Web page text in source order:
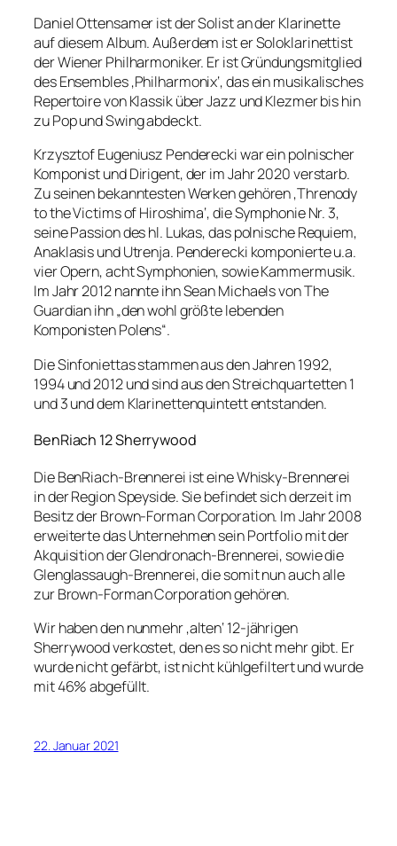
Daniel Ottensamer ist der Solist an der Klarinette
auf diesem Album. Außerdem ist er Soloklarinettist
der Wiener Philharmoniker. Er ist Gründungsmitglied
des Ensembles ‚Philharmonix‘, das ein musikalisches
Repertoire von Klassik über Jazz und Klezmer bis hin
zu Pop und Swing abdeckt.
Krzysztof Eugeniusz Penderecki war ein polnischer
Komponist und Dirigent, der im Jahr 2020 verstarb.
Zu seinen bekanntesten Werken gehören ‚Threnody
to the Victims of Hiroshima‘, die Symphonie Nr. 3,
seine Passion des hl. Lukas, das polnische Requiem,
Anaklasis und Utrenja. Penderecki komponierte u.a.
vier Opern, acht Symphonien, sowie Kammermusik.
Im Jahr 2012 nannte ihn Sean Michaels von The
Guardian ihn „den wohl größte lebenden
Komponisten Polens“.
Die Sinfoniettas stammen aus den Jahren 1992,
1994 und 2012 und sind aus den Streichquartetten 1
und 3 und dem Klarinettenquintett entstanden.
BenRiach 12 Sherrywood
Die BenRiach-Brennerei ist eine Whisky-Brennerei
in der Region Speyside. Sie befindet sich derzeit im
Besitz der Brown-Forman Corporation. Im Jahr 2008
erweiterte das Unternehmen sein Portfolio mit der
Akquisition der Glendronach-Brennerei, sowie die
Glenglassaugh-Brennerei, die somit nun auch alle
zur Brown-Forman Corporation gehören.
Wir haben den nunmehr ‚alten‘ 12-jährigen
Sherrywood verkostet, den es so nicht mehr gibt. Er
wurde nicht gefärbt, ist nicht kühlgefiltert und wurde
mit 46% abgefüllt.
22. Januar 2021